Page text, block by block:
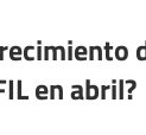
en abril?